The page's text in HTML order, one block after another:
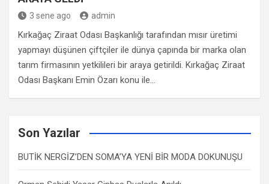
3 sene ago admin
Kırkağaç Ziraat Odası Başkanlığı tarafından mısır üretimi
yapmayı düşünen çiftçiler ile dünya çapında bir marka olan
tarım firmasının yetkilileri bir araya getirildi. Kırkağaç Ziraat
Odası Başkanı Emin Özarı konu ile…
Son Yazılar
BUTİK NERGİZ’DEN SOMA’YA YENİ BİR MODA DOKUNUŞU